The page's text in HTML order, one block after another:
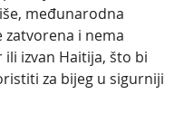
međunarodna
zatvorena i nema
izvan Haitija, što bi
za bijeg u sigurniji